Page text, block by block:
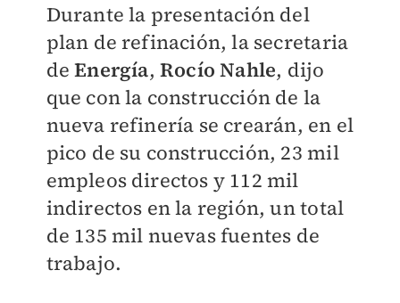
Durante la presentación del
plan de refinación, la secretaria
deEnergía, Rocío Nahle, dijo
que con la construcción de la
nueva refinería se crearán, en el
pico de su construcción, 23 mil
empleos directos y 112 mil
indirectos en la región, un total
de 135 mil nuevas fuentes de
trabajo.